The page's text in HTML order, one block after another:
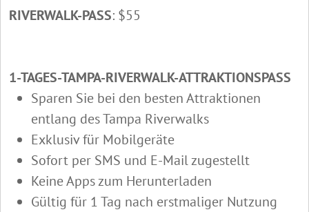
RIVERWALK-PASS: $55
1-TAGES-TAMPA-RIVERWALK-ATTRAKTIONSPASS
Sparen Sie bei den besten Attraktionen
entlang des Tampa Riverwalks
Exklusiv für Mobilgeräte
Sofort per SMS und E-Mail zugestellt
Keine Apps zum Herunterladen
Gültig für 1 Tag nach erstmaliger Nutzung